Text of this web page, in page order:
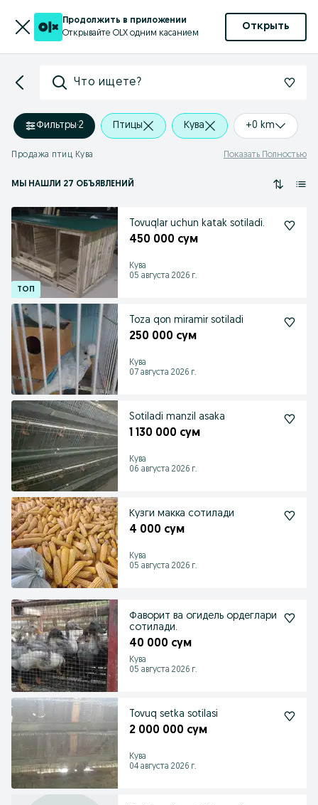
Продолжить в приложении
Открывайте OLX одним касанием
Открыть
Что ищете?
Фильтры·2 Птицы Кува +0 km
Продажа птиц Кува Показать Полностью
МЫ НАШЛИ 27 ОБЪЯВЛЕНИЙ
Tovuqlar uchun katak sotiladi.
450 000 сум
Кува
05 августа 2026 г.
Toza qon miramir sotiladi
250 000 сум
Кува
07 августа 2026 г.
Sotiladi manzil asaka
1 130 000 сум
Кува
06 августа 2026 г.
Кузги макка сотилади
4 000 сум
Кува
05 августа 2026 г.
Фаворит ва огидель ордеглари
сотилади.
40 000 сум
Кува
05 августа 2026 г.
Tovuq setka sotilasi
2 000 000 сум
Кува
04 августа 2026 г.